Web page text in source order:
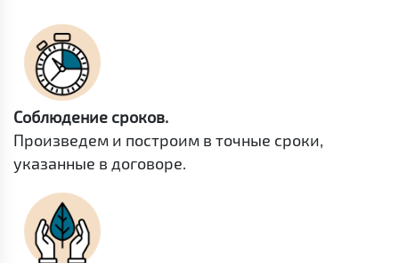
Соблюдение сроков.
Произведем и построим в точные сроки,
указанные в договоре.